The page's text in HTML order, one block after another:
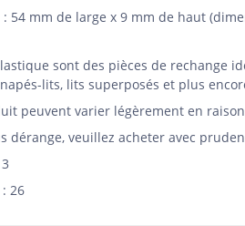
54 mm de large x 9 mm de haut
sont des pièces de rechange
lits, lits superposés et plus
peuvent varier légèrement en
dérange, veuillez acheter avec
26